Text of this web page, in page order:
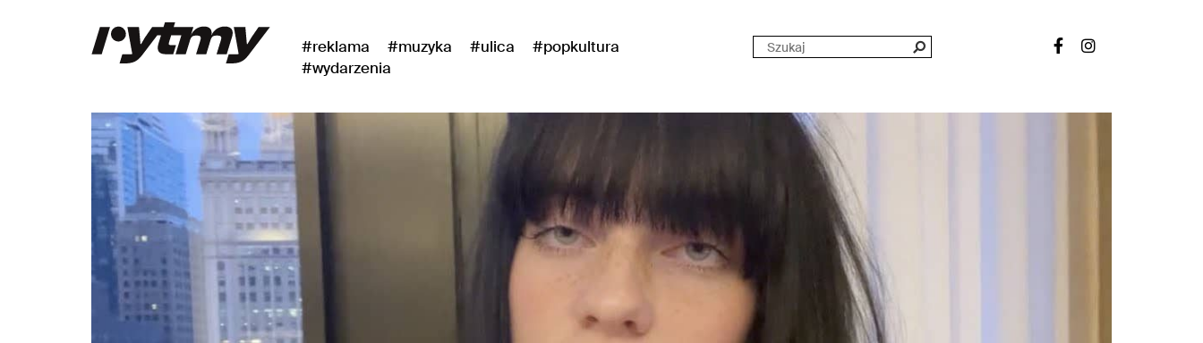
#reklama #muzyka #ulica
#popkultura
#wydarzenia